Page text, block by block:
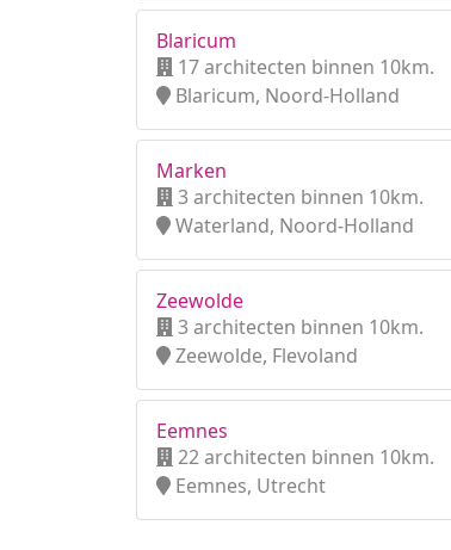
Blaricum
17 architecten binnen 10km.
Blaricum, Noord-Holland
Marken
3 architecten binnen 10km.
Waterland, Noord-Holland
Zeewolde
3 architecten binnen 10km.
Zeewolde, Flevoland
Eemnes
22 architecten binnen 10km.
Eemnes, Utrecht